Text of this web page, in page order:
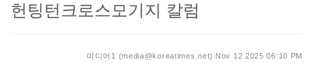
헌팅턴크로스모기지 칼럼
미디어1 (media@koreatimes.net) Nov 12 2025 06:10 PM